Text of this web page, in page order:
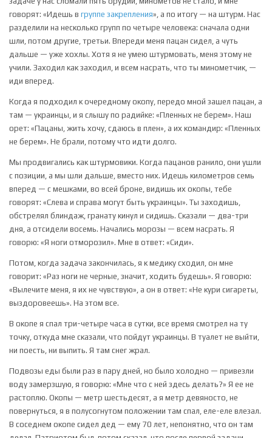
говорят: «Идешь в группе закрепления», а по итогу — на штурм. Нас
разделили на несколько групп по четыре человека: сначала одни
шли, потом другие, третьи. Впереди меня пацан сидел, а чуть
дальше — уже хохлы. Хотя я не умею штурмовать, меня этому не
учили. Заходил как заходил, и всем насрать, что ты минометчик, —
иди вперед.
Когда я подходил к очередному окопу, передо мной зашел пацан, а
там — украинцы, и я слышу по радийке: «Пленных не берем». Наш
орет: «Пацаны, жить хочу, сдаюсь в плен», а их командир: «Пленных
не берем». Не брали, потому что идти долго.
Мы продвигались как штурмовики. Когда пацанов ранило, они ушли
с позиции, а мы шли дальше, вместо них. Идешь километров семь
вперед — с мешками, во всей броне, видишь их окопы, тебе
говорят: «Слева и справа могут быть украинцы». Ты заходишь,
обстрелял блиндаж, гранату кинул и сидишь. Сказали — два-три
дня, а отсидели восемь. Начались морозы — всем насрать. Я
говорю: «Я ноги отморозил». Мне в ответ: «Сиди».
Потом, когда задача закончилась, я к медику сходил, он мне
говорит: «Раз ноги не черные, значит, ходить будешь». Я говорю:
«Вылечите меня, я их не чувствую», а он в ответ: «Не кури сигареты,
выздоровеешь». На этом все.
В окопе я спал три-четыре часа в сутки, все время смотрел на ту
точку, откуда мне сказали, что пойдут украинцы. В туалет не выйти,
ни поесть, ни выпить. Я там снег жрал.
Подвозы еды были раз в пару дней, но было холодно — привезли
воду замерзшую, я говорю: «Мне что с ней здесь делать?» Я ее не
растоплю. Окопы — метр шестьдесят, а я метр девяносто, не
повернуться, я в полусогнутом положении там спал, еле-еле влезал.
В соседнем окопе сидел дед — ему 70 лет, непонятно, что он там